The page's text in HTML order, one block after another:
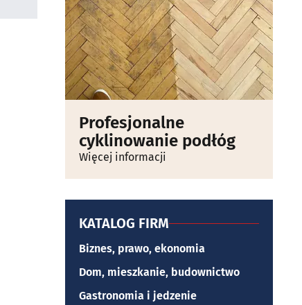
Profesjonalne
cyklinowanie podłóg
Więcej informacji
KATALOG FIRM
Biznes, prawo, ekonomia
Dom, mieszkanie, budownictwo
Gastronomia i jedzenie